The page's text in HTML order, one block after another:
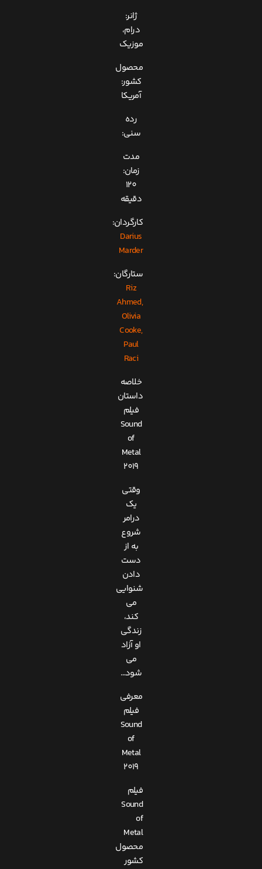
ژانر:
درام،
موزیک
محصول
کشور:
آمریکا
رده
سنی:
مدت
زمان:
120
دقیقه
کارگردان:
Darius
Marder
ستارگان:
Riz
Ahmed,
Olivia
Cooke,
Paul
Raci
خلاصه
داستان
فیلم
Sound
of
Metal
2019
وقتی
یک
درامر
شروع
به از
دست
دادن
شنوایی
می
کند،
زندگی
او آزاد
می
شود…
معرفی
فیلم
Sound
of
Metal
2019
فیلم
Sound
of
Metal
محصول
کشور